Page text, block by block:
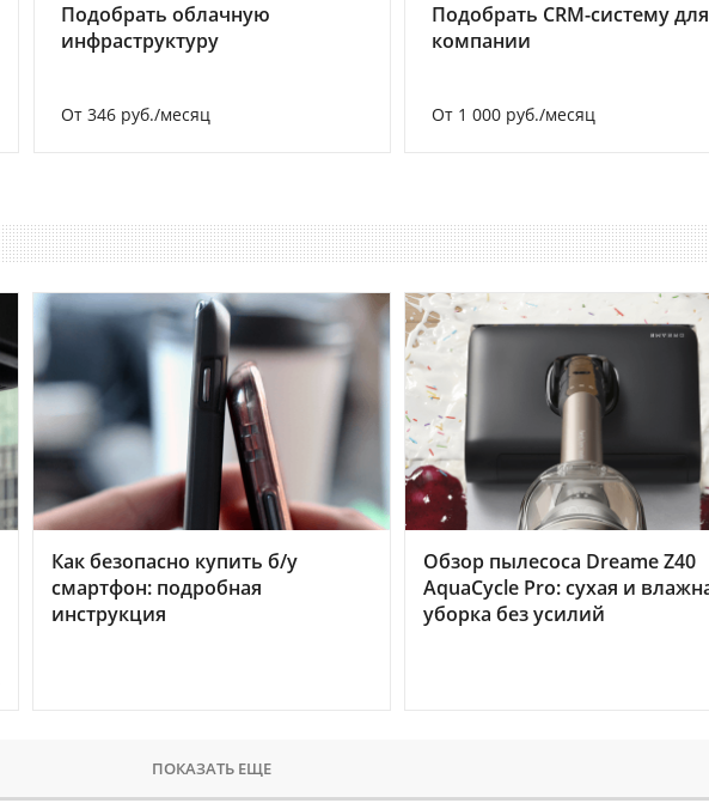
Подобрать облачную
инфраструктуру
От 346 руб./месяц
Подобрать CRM-систему для
компании
От 1 000 руб./месяц
Как безопасно купить б/у
смартфон: подробная
инструкция
Обзор пылесоса Dreame Z40
AquaCycle Pro: сухая и
уборка без усилий
ПОКАЗАТЬ ЕЩЕ